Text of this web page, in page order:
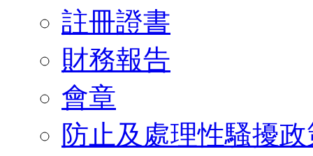
註冊證書
財務報告
會章
防止及處理性騷擾